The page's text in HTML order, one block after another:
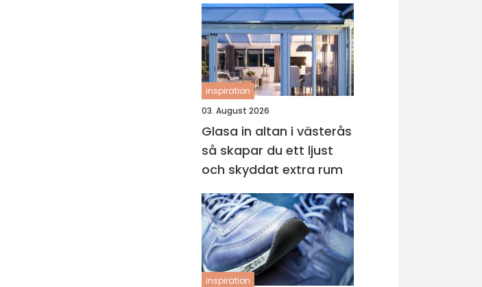
inspiration
03. August 2026
Glasa in altan i västerås
så skapar du ett ljust
och skyddat extra rum
inspiration